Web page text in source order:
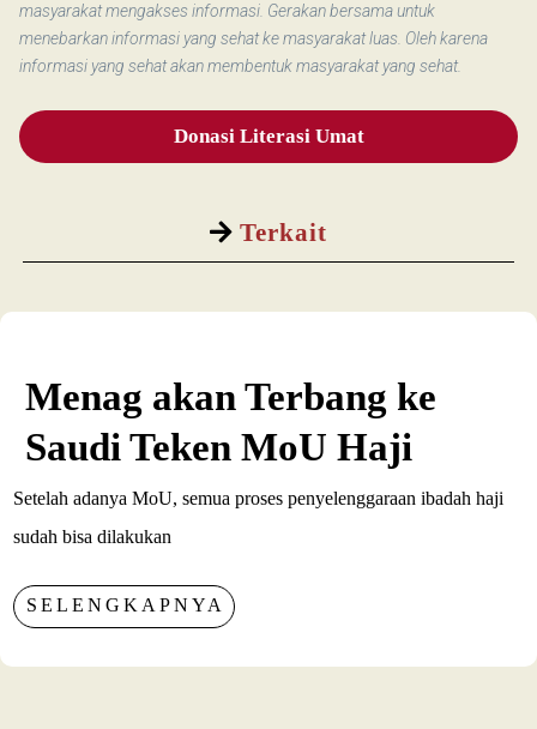
Terkait
masyarakat mengakses informasi. Gerakan bersama untuk
menebarkan informasi yang sehat ke masyarakat luas. Oleh karena
informasi yang sehat akan membentuk masyarakat yang sehat.
Donasi Literasi Umat
Menag akan Terbang ke
Saudi Teken MoU Haji
Setelah adanya MoU, semua proses penyelenggaraan ibadah haji
sudah bisa dilakukan
SELENGKAPNYA